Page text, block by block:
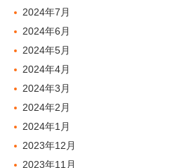
2024年7月
2024年6月
2024年5月
2024年4月
2024年3月
2024年2月
2024年1月
2023年12月
2023年11月